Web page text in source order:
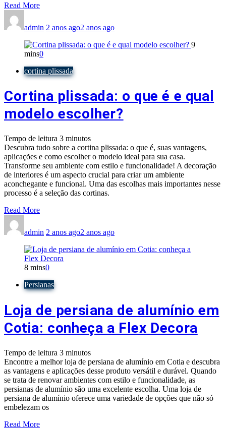
Read More
admin 2 anos ago2 anos ago
9
mins0
cortina plissada
Cortina plissada: o que é e qual
modelo escolher?
Tempo de leitura 3 minutos
Descubra tudo sobre a cortina plissada: o que é, suas vantagens,
aplicações e como escolher o modelo ideal para sua casa.
Transforme seu ambiente com estilo e funcionalidade! A decoração
de interiores é um aspecto crucial para criar um ambiente
aconchegante e funcional. Uma das escolhas mais importantes nesse
processo é a seleção das cortinas.
Read More
admin 2 anos ago2 anos ago
8 mins0
Persianas
Loja de persiana de alumínio em
Cotia: conheça a Flex Decora
Tempo de leitura 3 minutos
Encontre a melhor loja de persiana de alumínio em Cotia e descubra
as vantagens e aplicações desse produto versátil e durável. Quando
se trata de renovar ambientes com estilo e funcionalidade, as
persianas de alumínio são uma excelente escolha. Uma loja de
persiana de alumínio oferece uma variedade de opções que não só
embelezam os
Read More